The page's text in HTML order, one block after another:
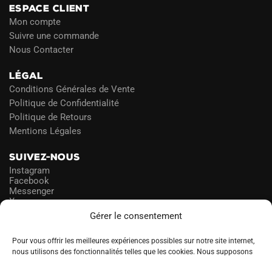
Gérer le consentement
Pour vous offrir les meilleures expériences possibles sur notre site internet,
nous utilisons des fonctionnalités telles que les cookies. Nous supposons
ESPACE CLIENT
Mon compte
Suivre une commande
Nous Contacter
LÉGAL
Conditions Générales de Vente
Politique de Confidentialité
Politique de Retours
Mentions Légales
SUIVEZ-NOUS
Instagram
Facebook
Messenger
X